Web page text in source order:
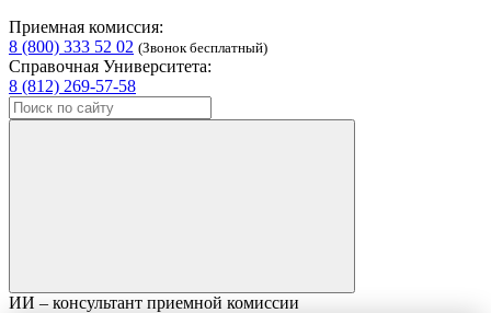
Приемная комиссия:
8 (800) 333 52 02 (Звонок бесплатный)
Справочная Университета:
8 (812) 269-57-58
ИИ – консультант приемной комиссии